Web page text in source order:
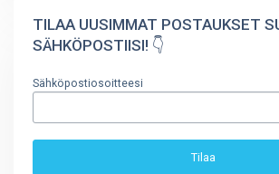
TILAA UUSIMMAT POSTAUKSET
SÄHKÖPOSTIISI! 👇
Sähköpostiosoitteesi